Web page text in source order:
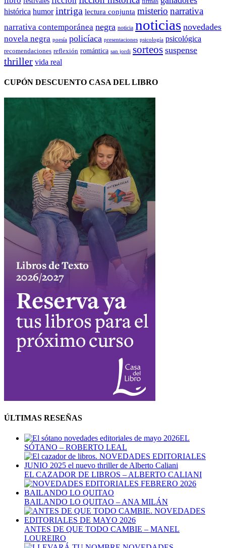
histórica humor intriga lectura conjunta misterio narrativa
narrativa contemporánea negra noticia noticias novedades
novela negra poesía policíaca presentaciones psicología psicológica
recomendaciones reflexión romántica san jordi sorteos suspense
thriller vida real
CUPÓN DESCUENTO CASA DEL LIBRO
ÚLTIMAS RESEÑAS
EL
SÓTANO – ROBERTO LEAL
EL CAZADOR DE LIBROS – ALBERTO CALIANI
BAILANDO LO QUITAO – ANA MILÁN
ANTES DE QUE TODO CAMBIE – MANEL
LOUREIRO